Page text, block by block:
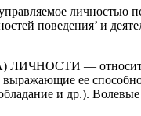
личностью
поведения’ и
—
ее
и др.).